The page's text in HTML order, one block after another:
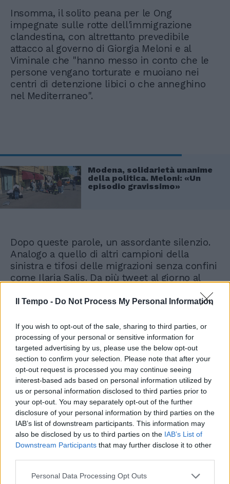
Il Tempo - Do Not Process My Personal Information
If you wish to opt-out of the sale, sharing to third parties, or
processing of your personal or sensitive information for
targeted advertising by us, please use the below opt-out
section to confirm your selection. Please note that after your
opt-out request is processed you may continue seeing
interest-based ads based on personal information utilized by
us or personal information disclosed to third parties prior to
your opt-out. You may separately opt-out of the further
disclosure of your personal information by third parties on the
IAB’s list of downstream participants. This information may
also be disclosed by us to third parties on the IAB’s List of
Downstream Participants that may further disclose it to other
Personal Data Processing Opt Outs
Insomma, il solito peana per le Ong
impegnate sulle rotte dell'immigrazione
clandestina, con altrettanto prevedibile
attacco al governo di Giorgia Meloni e al
Viminale che "hanno messo in conto che le
persone vengano torturate e muoiano nei
centri di detenzione libici o che anneghino
nel Mediterraneo".
Modena, solidarietà unanime
della politica. Meloni: «Un
episodio gravissimo»
Dopo queste parole, un assordante silenzio.
Analogo a quello di altri campioni della
sinistra e tifosi delle migrazioni senza confini
come Ilaria Salis. Da più tweet al giorno al
argomentano sull'importanza della salute
e della radicalizzazione...